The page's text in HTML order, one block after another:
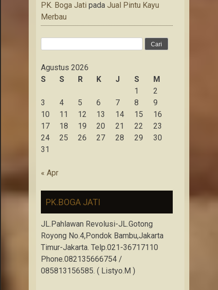
PK. Boga Jati pada Jual Pintu Kayu
Merbau
Agustus 2026
S
S R K J S
M
1
2
3
4 5 6 7 8
9
10
11 12 13 14 15
16
17
18 19 20 21 22
23
24
25 26 27 28 29
30
31
« Apr
PK.BOGA JATI
JL.Pahlawan Revolusi-JL.Gotong
Royong No.4,Pondok Bambu,Jakarta
Timur-Jakarta. Telp.021-36717110
Phone.082135666754 /
085813156585. ( Listyo.M )